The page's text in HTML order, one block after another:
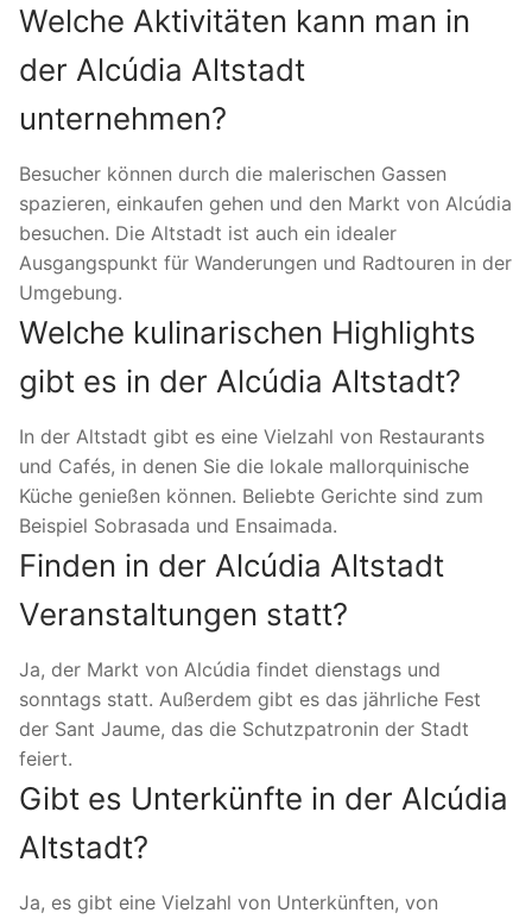
Welche Aktivitäten kann man in
der Alcúdia Altstadt
unternehmen?
Besucher können durch die malerischen Gassen
spazieren, einkaufen gehen und den Markt von Alcúdia
besuchen. Die Altstadt ist auch ein idealer
Ausgangspunkt für Wanderungen und Radtouren in der
Umgebung.
Welche kulinarischen Highlights
gibt es in der Alcúdia Altstadt?
In der Altstadt gibt es eine Vielzahl von Restaurants
und Cafés, in denen Sie die lokale mallorquinische
Küche genießen können. Beliebte Gerichte sind zum
Beispiel Sobrasada und Ensaimada.
Finden in der Alcúdia Altstadt
Veranstaltungen statt?
Ja, der Markt von Alcúdia findet dienstags und
sonntags statt. Außerdem gibt es das jährliche Fest
der Sant Jaume, das die Schutzpatronin der Stadt
feiert.
Gibt es Unterkünfte in der Alcúdia
Altstadt?
Ja, es gibt eine Vielzahl von Unterkünften, von